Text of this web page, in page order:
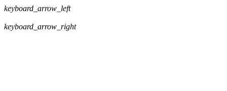
keyboard_arrow_left
keyboard_arrow_right